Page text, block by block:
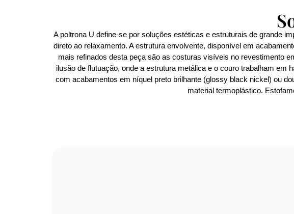
A poltrona U define-se por soluções estéticas e estruturais de grande
direto ao relaxamento. A estrutura envolvente, disponível em
mais refinados desta peça são as costuras visíveis no revestimento
ilusão de flutuação, onde a estrutura metálica e o couro trabalham
com acabamentos em níquel preto brilhante (glossy black nickel) ou
material termoplástico.